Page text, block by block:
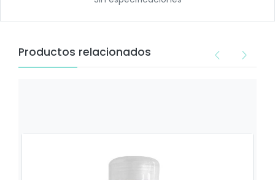
Productos relacionados